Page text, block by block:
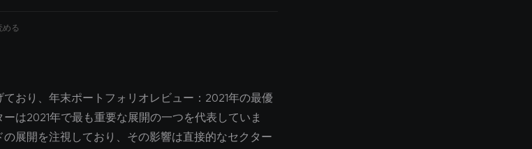
める
おり、年末ポートフォリオレビュー：2021年の最優
は2021年で最も重要な展開の一つを代表していま
展開を注視しており、その影響は直接的なセクター